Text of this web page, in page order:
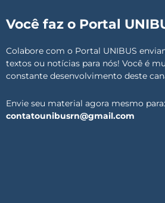
Você faz o Portal
Colabore com o Portal UNIBUS
textos ou notícias para nós! Você é
constante desenvolvimento deste
Envie seu material agora mesmo para:
contatounibusrn@gmail.com